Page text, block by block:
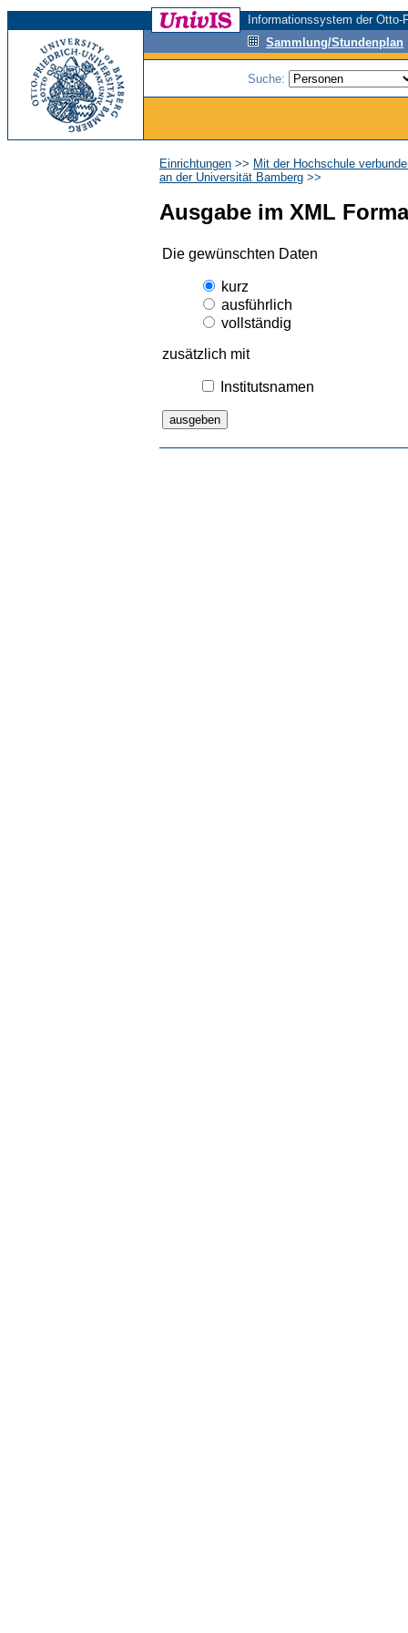
Informationssystem der
Sammlung/Stundenplan
Suche:
Einrichtungen >> Mit der Hochschule
an der Universität Bamberg >>
Ausgabe im XML
Die gewünschten Daten
kurz
ausführlich
vollständig
zusätzlich mit
Institutsnamen